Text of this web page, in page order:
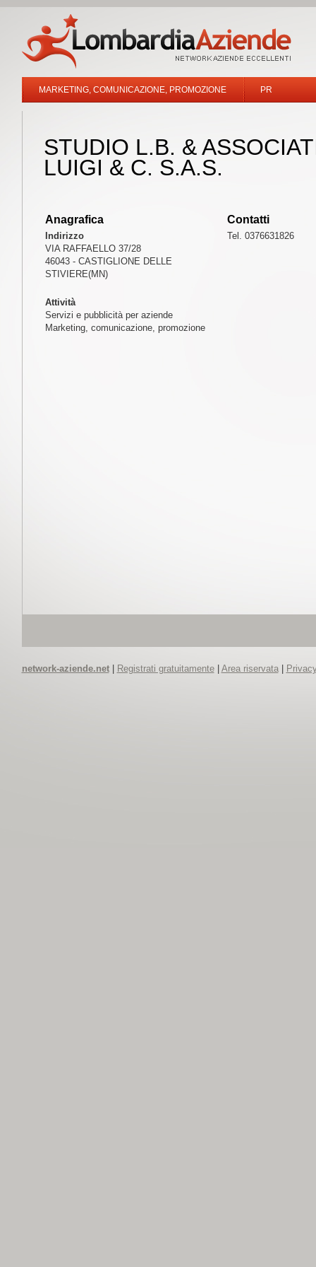
MARKETING, COMUNICAZIONE, PROMOZIONE PR
STUDIO L.B. &
LUIGI & C. S.A.S.
Anagrafica
Indirizzo
VIA RAFFAELLO 37/28
46043 - CASTIGLIONE DELLE
STIVIERE(MN)
Contatti
Tel. 0376631826
Attività
Servizi e pubblicità per aziende
Marketing, comunicazione, promozione
network-aziende.net| Registrati gratuitamente| Area riservata|